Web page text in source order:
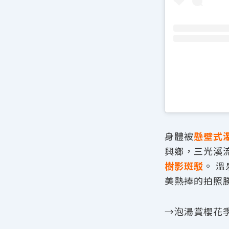
身體被懸壁式
興鄉，三光溪
樹影斑駁 。
美熱捧的拍照
→泡湯賞櫻花